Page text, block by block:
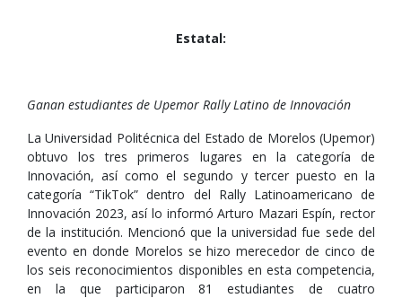
Estatal:
Ganan estudiantes de Upemor Rally Latino de Innovación
La Universidad Politécnica del Estado de Morelos (Upemor)
obtuvo los tres primeros lugares en la categoría de
Innovación, así como el segundo y tercer puesto en la
categoría “TikTok” dentro del Rally Latinoamericano de
Innovación 2023, así lo informó Arturo Mazari Espín, rector
de la institución. Mencionó que la universidad fue sede del
evento en donde Morelos se hizo merecedor de cinco de
los seis reconocimientos disponibles en esta competencia,
en la que participaron 81 estudiantes de cuatro